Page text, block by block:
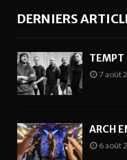
DERNIERS
7 août
ARCH
6 août